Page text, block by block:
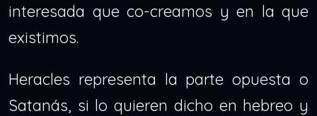
interesada que co-creamos y en la que
existimos.
Heracles representa la parte opuesta o
Satanás, si lo quieren dicho en hebreo y